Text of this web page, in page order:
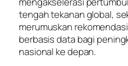
tengah tekanan global,
merumuskan
berbasis data bagi
nasional ke depan.